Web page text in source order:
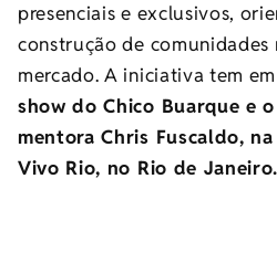
presenciais e exclusivos,
construção de comunidades
mercado. A iniciativa tem
show do Chico Buarque e
mentora Chris Fuscaldo,
Vivo Rio, no Rio de Janeiro.